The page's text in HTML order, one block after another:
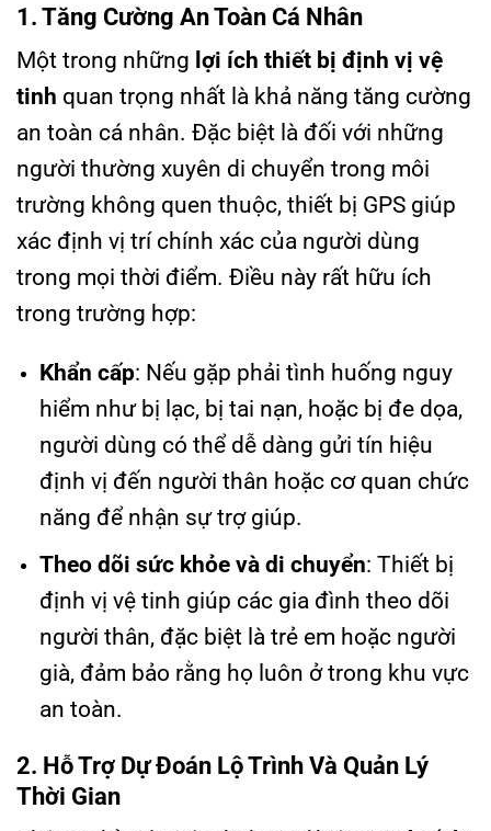
1. Tăng Cường An Toàn Cá Nhân
Một trong những lợi ích thiết bị định vị vệ
tinh quan trọng nhất là khả năng tăng cường
an toàn cá nhân. Đặc biệt là đối với những
người thường xuyên di chuyển trong môi
trường không quen thuộc, thiết bị GPS giúp
xác định vị trí chính xác của người dùng
trong mọi thời điểm. Điều này rất hữu ích
trong trường hợp:
Khẩn cấp: Nếu gặp phải tình huống nguy
hiểm như bị lạc, bị tai nạn, hoặc bị đe dọa,
người dùng có thể dễ dàng gửi tín hiệu
định vị đến người thân hoặc cơ quan chức
năng để nhận sự trợ giúp.
Theo dõi sức khỏe và di chuyển: Thiết bị
định vị vệ tinh giúp các gia đình theo dõi
người thân, đặc biệt là trẻ em hoặc người
già, đảm bảo rằng họ luôn ở trong khu vực
an toàn.
2. Hỗ Trợ Dự Đoán Lộ Trình Và Quản Lý
Thời Gian